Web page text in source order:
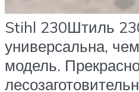
Stihl 230Штиль
универсальна,
модель.